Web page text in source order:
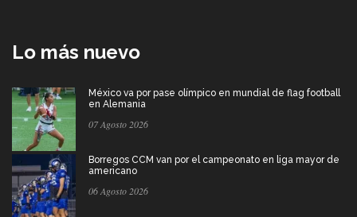
Lo más nuevo
México va por pase olímpico en mundial de flag football
en Alemania
07 Agosto 2026
Borregos CCM van por el campeonato en liga mayor de
americano
06 Agosto 2026